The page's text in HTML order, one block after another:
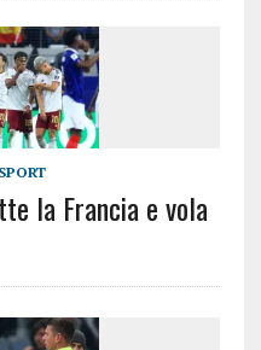
SPORT
la Francia e vola